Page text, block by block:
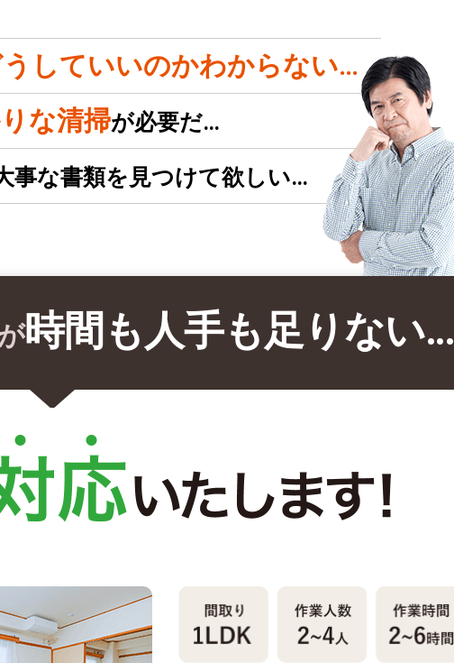
していいのかわからない…
な清掃が必要だ…
事な書類を見つけて欲しい…
時間も人手も足りない…